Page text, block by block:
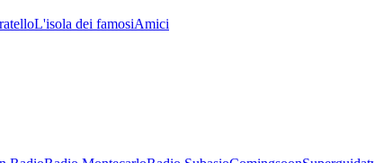
L'isola dei famosiAmici